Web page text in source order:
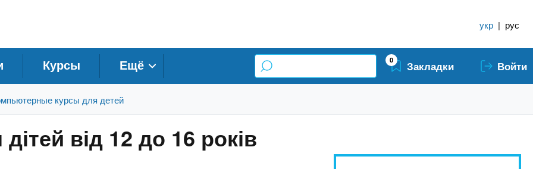
укр | рус
Курсы Ещё 0 Закладки Войти
курсы для детей
від 12 до 16 років